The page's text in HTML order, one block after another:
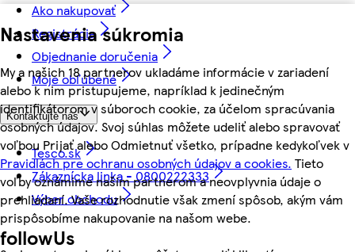
Nastavenia súkromia
My a našich 18 partnerov ukladáme informácie v zariadení
alebo k nim pristupujeme, napríklad k jedinečným
identifikátorom v súboroch cookie, za účelom spracúvania
osobných údajov. Svoj súhlas môžete udeliť alebo spravovať
voľbou Prijať alebo Odmietnuť všetko, prípadne kedykoľvek v
Pravidlách pre ochranu osobných údajov a cookies. Tieto
voľby oznámime našim partnerom a neovplyvnia údaje o
prehliadaní. Vaše rozhodnutie však zmení spôsob, akým vám
prispôsobíme nakupovanie na našom webe.
Ako nakupovať
Registrácia
Objednanie doručenia
Moje obľúbené
Kontaktujte nás
Tesco.sk
Zákaznícka linka - 0800222333
Výber obchodu
followUs